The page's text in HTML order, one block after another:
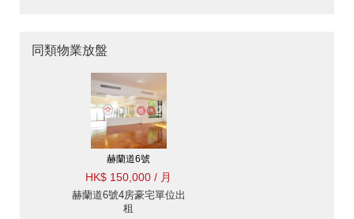
同類物業放盤
赫蘭道6號
HK$ 150,000 / 月
赫蘭道6號4房豪宅單位出
租